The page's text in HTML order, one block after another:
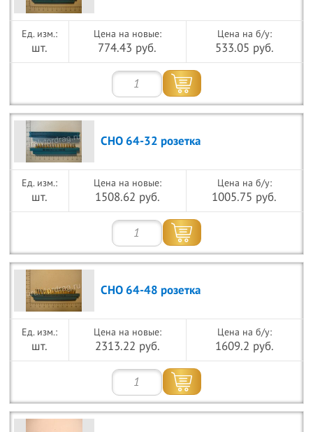
шт.
Цена на новые:
774.43 руб.
Цена на б/у:
533.05 руб.
СНО 64-32 розетка
шт.
Цена на новые:
1508.62 руб.
Цена на б/у:
1005.75 руб.
СНО 64-48 розетка
шт.
Цена на новые:
2313.22 руб.
Цена на б/у:
1609.2 руб.